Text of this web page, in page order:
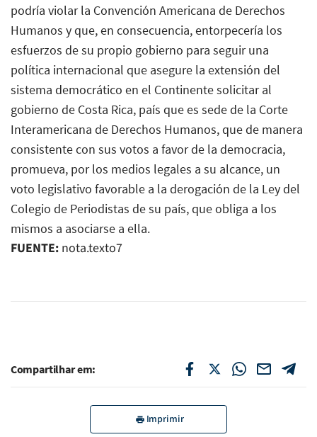
podría violar la Convención Americana de Derechos
Humanos y que, en consecuencia, entorpecería los
esfuerzos de su propio gobierno para seguir una
política internacional que asegure la extensión del
sistema democrático en el Continente solicitar al
gobierno de Costa Rica, país que es sede de la Corte
Interamericana de Derechos Humanos, que de manera
consistente con sus votos a favor de la democracia,
promueva, por los medios legales a su alcance, un
voto legislativo favorable a la derogación de la Ley del
Colegio de Periodistas de su país, que obliga a los
mismos a asociarse a ella.
FUENTE: nota.texto7
Compartilhar em:
Imprimir